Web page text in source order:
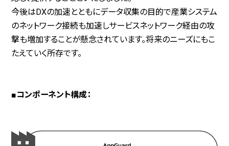
今後はDXの加速とともにデータ収集の目的で産業システム
のネットワーク接続も加速しサービスネットワーク経由の攻
撃も増加することが懸念されています。将来のニーズにもこ
たえていく所存です。
■コンポーネント構成：